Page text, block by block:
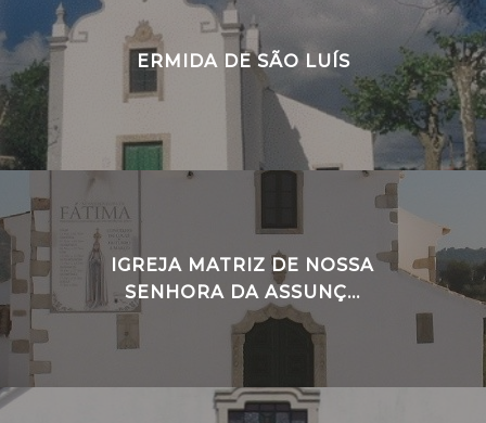
ERMIDA DE SÃO LUÍS
IGREJA MATRIZ DE NOSSA
SENHORA DA ASSUNÇ...